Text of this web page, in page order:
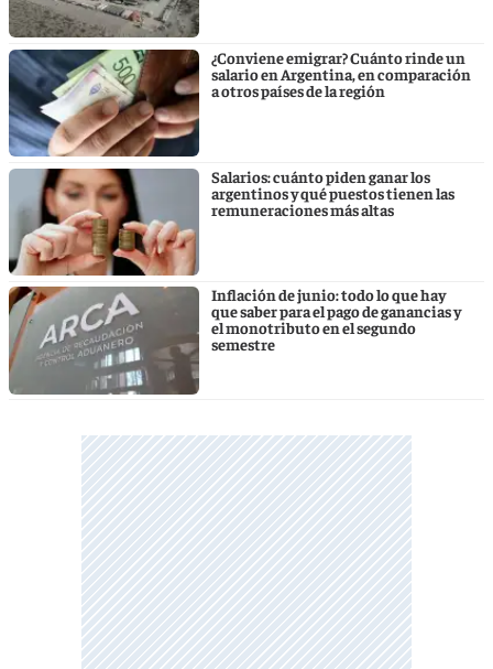
¿Conviene emigrar? Cuánto rinde un
salario en Argentina, en comparación
a otros países de la región
Salarios: cuánto piden ganar los
argentinos y qué puestos tienen las
remuneraciones más altas
Inflación de junio: todo lo que hay
que saber para el pago de ganancias y
el monotributo en el segundo
semestre